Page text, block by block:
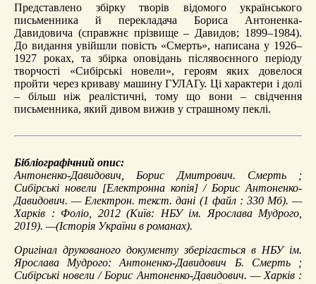
Представлено збірку творів відомого українського
письменника й перекладача Бориса Антоненка-
Давидовича (справжнє прізвище – Давидов; 1899–1984).
До видання увійшли повість «Смерть», написана у 1926–
1927 роках, та збірка оповідань післявоєнного періоду
творчості «Сибірські новели», героям яких довелося
пройти через криваву машину ГУЛАГу. Ці характери і долі
– більш ніж реалістичні, тому що вони – свідчення
письменника, який дивом вижив у страшному пеклі.
Бібліографічний опис:
Антоненко-Давидович, Борис Дмитрович. Смерть ;
Сибірські новели[Електронна копія] / Борис Антоненко-
Давидович. — Електрон. текст. дані (1 файл : 330 Мб). —
Харків : Фоліо, 2012 (Київ: НБУ ім. Ярослава Мудрого,
2019). —(Історія України в романах).
Оригінал друкованого документу зберігається в НБУ ім.
Ярослава Мудрого: Антоненко-Давидович Б. Смерть ;
Сибірські новели / Борис Антоненко-Давидович. — Харків :